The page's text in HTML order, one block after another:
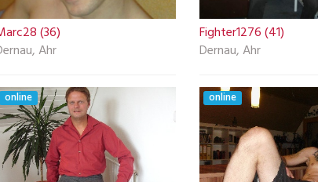
(36)
Ahr
Fighter1276 (41)
Dernau, Ahr
online online